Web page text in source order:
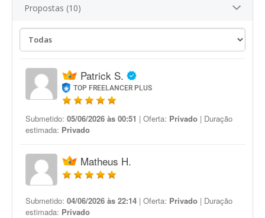
Propostas (10)
Patrick S.
TOP FREELANCER PLUS
Submetido: 05/06/2026 às 00:51 | Oferta: Privado | Duração
estimada: Privado
Matheus H.
Submetido: 04/06/2026 às 22:14 | Oferta: Privado | Duração
estimada: Privado